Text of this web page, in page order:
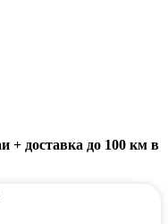
+ доставка до 100 км в